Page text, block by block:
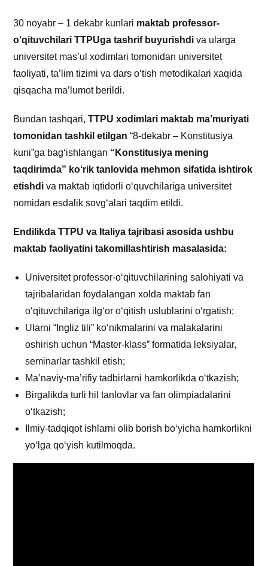
30 noyabr – 1 dekabr kunlari maktab professor-
o‘qituvchilari TTPUga tashrif buyurishdi va ularga
universitet mas’ul xodimlari tomonidan universitet
faoliyati, ta’lim tizimi va dars o‘tish metodikalari xaqida
qisqacha ma’lumot berildi.
Bundan tashqari,TTPU xodimlari maktab ma’muriyati
tomonidan tashkil etilgan “8-dekabr – Konstitusiya
kuni”ga bag‘ishlangan “Konstitusiya mening
taqdirimda” ko‘rik tanlovida mehmon sifatida ishtirok
etishdiva maktab iqtidorli o‘quvchilariga universitet
nomidan esdalik sovg‘alari taqdim etildi.
Endilikda TTPU va Italiya tajribasi asosida ushbu
maktab faoliyatini takomillashtirish masalasida:
Universitet professor-o‘qituvchilarining salohiyati va
tajribalaridan foydalangan xolda maktab fan
o‘qituvchilariga ilg‘or o‘qitish uslublarini o‘rgatish;
Ularni “Ingliz tili” ko‘nikmalarini va malakalarini
oshirish uchun “Master-klass” formatida leksiyalar,
seminarlar tashkil etish;
Ma’naviy-ma’rifiy tadbirlarni hamkorlikda o‘tkazish;
Birgalikda turli hil tanlovlar va fan olimpiadalarini
o‘tkazish;
Ilmiy-tadqiqot ishlarni olib borish bo‘yicha hamkorlikni
yo‘lga qo‘yish kutilmoqda.